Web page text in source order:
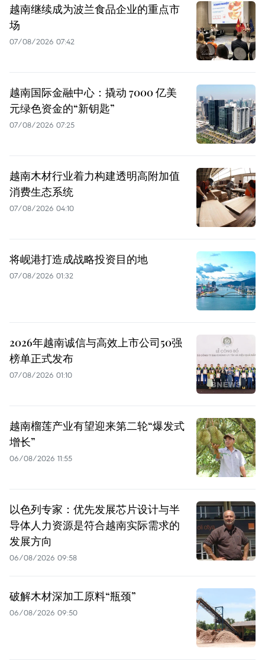
越南继续成为波兰食品企业的重点市
场
07/08/2026 07:42
越南国际金融中心：撬动 7000 亿美
元绿色资金的“新钥匙”
07/08/2026 07:25
越南木材行业着力构建透明高附加值
消费生态系统
07/08/2026 04:10
将岘港打造成战略投资目的地
07/08/2026 01:32
2026年越南诚信与高效上市公司50强
榜单正式发布
07/08/2026 01:10
越南榴莲产业有望迎来第二轮“爆发式
增长”
06/08/2026 11:55
以色列专家：优先发展芯片设计与半
导体人力资源是符合越南实际需求的
发展方向
06/08/2026 09:58
破解木材深加工原料“瓶颈”
06/08/2026 09:50